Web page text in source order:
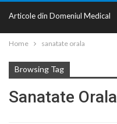
Articole din Domeniul Medical
Home sanatate orala
Browsing Tag
Sanatate Orala